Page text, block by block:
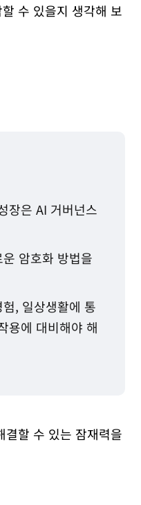
수 있을지 생각해 보
장은 AI 거버넌스
암호화 방법을
, 일상생활에 통
용에 대비해야 해
할 수 있는 잠재력을